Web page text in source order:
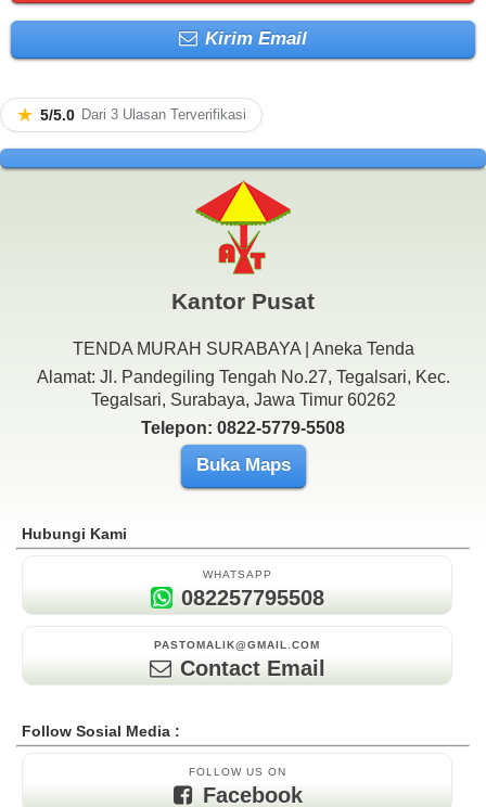
Kirim Email
★ 5/5.0 Dari 3 Ulasan Terverifikasi
Kantor Pusat
TENDA MURAH SURABAYA | Aneka Tenda
Alamat: Jl. Pandegiling Tengah No.27, Tegalsari, Kec.
Tegalsari, Surabaya, Jawa Timur 60262
Telepon: 0822-5779-5508
Buka Maps
Hubungi Kami
WHATSAPP
082257795508
PASTOMALIK@GMAIL.COM
Contact Email
Follow Sosial Media :
FOLLOW US ON
Facebook